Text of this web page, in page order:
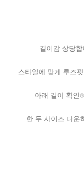
길이감 상당
스타일에 맞게 루즈
아래 길이 확인
한 두 사이즈 다운